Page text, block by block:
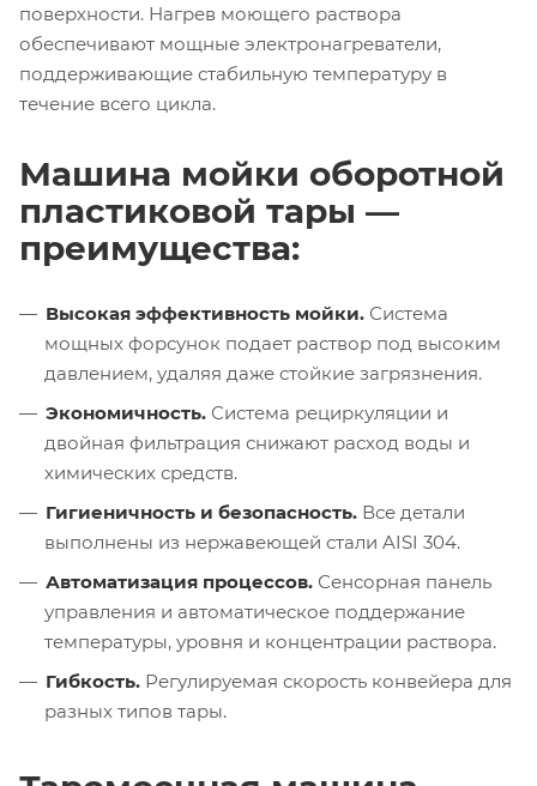
поверхности. Нагрев моющего раствора
обеспечивают мощные электронагреватели,
поддерживающие стабильную температуру в
течение всего цикла.
Машина мойки оборотной
пластиковой тары —
преимущества:
Высокая эффективность мойки. Система
мощных форсунок подает раствор под высоким
давлением, удаляя даже стойкие загрязнения.
Экономичность. Система рециркуляции и
двойная фильтрация снижают расход воды и
химических средств.
Гигиеничность и безопасность. Все детали
выполнены из нержавеющей стали AISI 304.
Автоматизация процессов. Сенсорная панель
управления и автоматическое поддержание
температуры, уровня и концентрации раствора.
Гибкость. Регулируемая скорость конвейера для
разных типов тары.